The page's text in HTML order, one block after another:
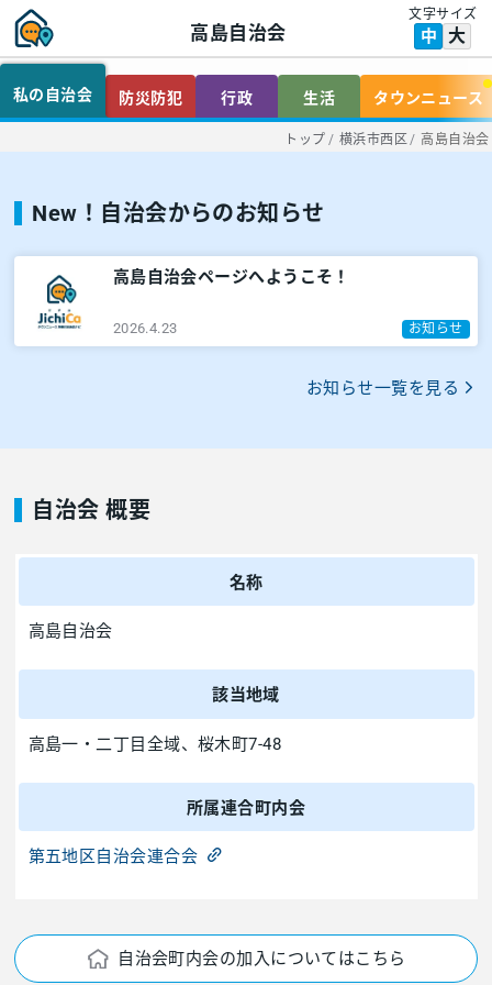
高島自治会
文字サイズ
中 大
私の自治会 防災防犯 行政 生活 タウンニュース
トップ / 横浜市西区 / 高島自治会
New！自治会からのお知らせ
高島自治会ページへようこそ！
2026.4.23 お知らせ
お知らせ一覧を見る
自治会 概要
名称
高島自治会
該当地域
高島一・二丁目全域、桜木町7-48
所属連合町内会
第五地区自治会連合会
自治会町内会の加入についてはこちら